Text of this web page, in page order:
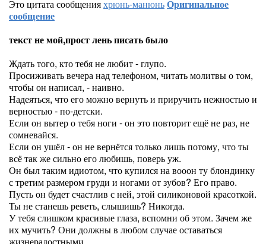
Это цитата сообщенияхрюнь-манюньОригинальное
сообщение
текст не мой,прост лень писать было
Ждать того, кто тебя не любит - глупо.
Просиживать вечера над телефоном, читать молитвы о том,
чтобы он написал, - наивно.
Надеяться, что его можно вернуть и приручить нежностью и
верностью - по-детски.
Если он вытер о тебя ноги - он это повторит ещё не раз, не
сомневайся.
Если он ушёл - он не вернётся только лишь потому, что ты
всё так же сильно его любишь, поверь уж.
Он был таким идиотом, что купился на вооон ту блондинку
с третим размером груди и ногами от зубов? Его право.
Пусть он будет счастлив с ней, этой силиконовой красоткой.
Ты не станешь реветь, слышишь? Никогда.
У тебя слишком красивые глаза, вспомни об этом. Зачем же
их мучить? Они должны в любом случае оставаться